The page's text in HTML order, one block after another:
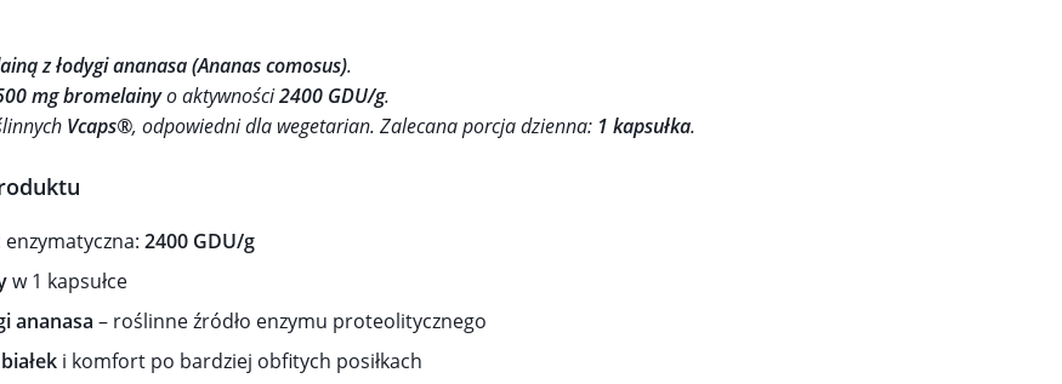
z łodygi ananasa (Ananas comosus).
mg bromelainyo aktywności2400 GDU/g.
Vcaps®, odpowiedni dla wegetarian. Zalecana porcja dzienna: 1 kapsułka.
2400 GDU/g
w 1 kapsułce
ananasa – roślinne źródło enzymu proteolitycznego
i komfort po bardziej obfitych posiłkach